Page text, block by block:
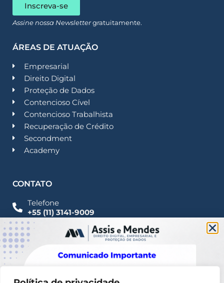
Inscreva-se
Assine nossa Newslettergratuitamente.
ÁREAS DE ATUAÇÃO
Empresarial
Direito Digital
Proteção de Dados
Contencioso Cível
Contencioso Trabalhista
Recuperação de Crédito
Secondment
Academy
CONTATO
Telefone
+55 (11) 3141-9009
Imprensa
Fale Conosco
contato@assisemendes.com.br
Alameda Santos, 1165 Paulista - CEP 01419-001 -
SP